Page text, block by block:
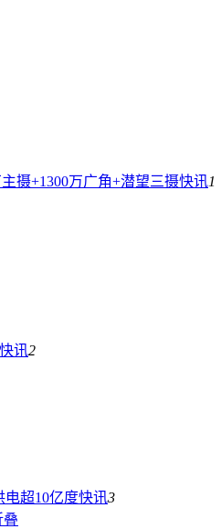
摄+1300万广角+潜望三摄快讯1
快讯2
电超10亿度快讯3
叠